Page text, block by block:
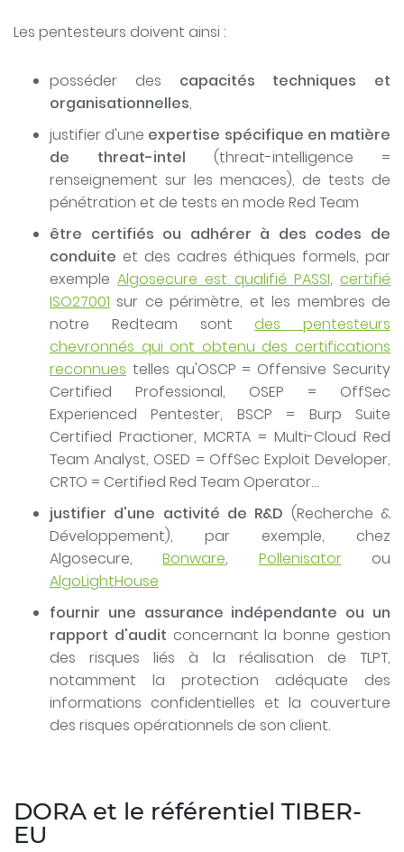
Les pentesteurs doivent ainsi :
posséder des capacités techniques et
organisationnelles,
justifier d'une expertise spécifique en matière
de threat-intel (threat-intelligence =
renseignement sur les menaces), de tests de
pénétration et de tests en mode Red Team
être certifiés ou adhérer à des codes de
conduite et des cadres éthiques formels, par
exemple Algosecure est qualifié PASSI, certifié
ISO27001 sur ce périmètre, et les membres de
notre Redteam sontdes pentesteurs
chevronnés qui ont obtenu des certifications
reconnues telles qu'OSCP = Offensive Security
Certified Professional, OSEP = OffSec
Experienced Pentester, BSCP = Burp Suite
Certified Practioner, MCRTA = Multi-Cloud Red
Team Analyst, OSED = OffSec Exploit Developer,
CRTO = Certified Red Team Operator…
justifier d'une activité de R&D (Recherche &
Développement), par exemple, chez
Algosecure,Bonware, Pollenisatorou
AlgoLightHouse
fournir une assurance indépendante ou un
rapport d'audit concernant la bonne gestion
des risques liés à la réalisation de TLPT,
notamment la protection adéquate des
informations confidentielles et la couverture
des risques opérationnels de son client.
DORA et le référentiel TIBER-
EU